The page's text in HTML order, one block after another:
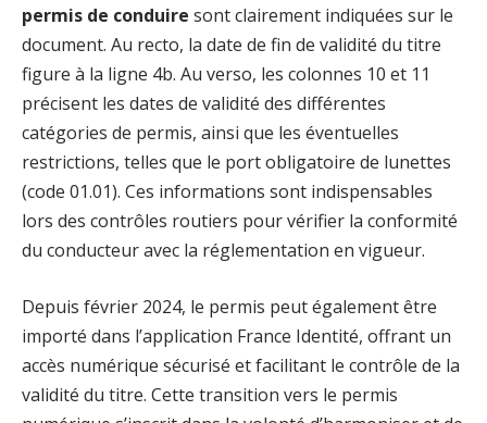
permis de conduire sont clairement indiquées sur le
document. Au recto, la date de fin de validité du titre
figure à la ligne 4b. Au verso, les colonnes 10 et 11
précisent les dates de validité des différentes
catégories de permis, ainsi que les éventuelles
restrictions, telles que le port obligatoire de lunettes
(code 01.01). Ces informations sont indispensables
lors des contrôles routiers pour vérifier la conformité
du conducteur avec la réglementation en vigueur.
Depuis février 2024, le permis peut également être
importé dans l’application France Identité, offrant un
accès numérique sécurisé et facilitant le contrôle de la
validité du titre. Cette transition vers le permis